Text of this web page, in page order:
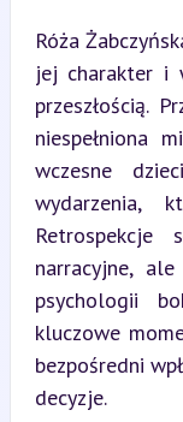
Róża
jej charakter i
przeszłością.
niespełniona
wczesne
wydarzenia,
narracyjne,
psychologii
kluczowe
bezpośredni
decyzje.